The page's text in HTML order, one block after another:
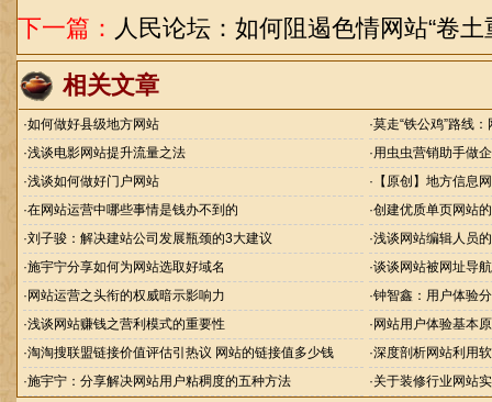
下一篇： 人民论坛：如何阻遏色情网站“卷土
相关文章
·如何做好县级地方网站 ·莫走“铁公鸡”路线
·浅谈电影网站提升流量之法 ·用虫虫营销助手做
·浅谈如何做好门户网站 · 【原创】地方信息
·在网站运营中哪些事情是钱办不到的 ·创建优质单页网站
·刘子骏：解决建站公司发展瓶颈的3大建议 ·浅谈网站编辑人员
·施宇宁分享如何为网站选取好域名 ·谈谈网站被网址导
· 网站运营之头衔的权威暗示影响力 ·钟智鑫：用户体验
·浅谈网站赚钱之营利模式的重要性 · 网站用户体验基本
·淘淘搜联盟链接价值评估引热议 网站的链接值多少钱 ·深度剖析网站利用
·施宇宁：分享解决网站用户粘稠度的五种方法 ·关于装修行业网站